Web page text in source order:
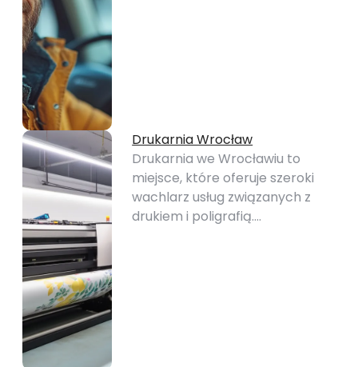
Drukarnia Wrocław
Drukarnia we Wrocławiu to
miejsce, które oferuje szeroki
wachlarz usług związanych z
drukiem i poligrafią.…